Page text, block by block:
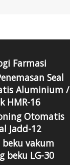
Farmasi
Seal
Aluminium /
HMR-16
Otomatis
Jadd-12
beku vakum
beku LG-30